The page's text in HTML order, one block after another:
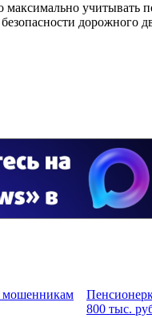
максимально
дорожного
мошенникам
800 тыс.